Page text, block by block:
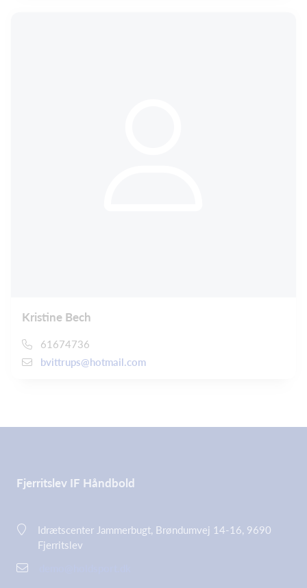
Kristine Bech
61674736
bvittrups@hotmail.com
Fjerritslev IF Håndbold
Idrætscenter Jammerbugt, Brøndumvej 14-16, 9690
Fjerritslev